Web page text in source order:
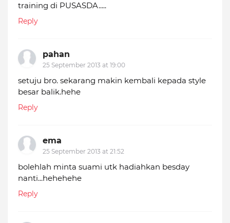
training di PUSASDA.....
Reply
pahan
25 September 2013 at 19:00
setuju bro. sekarang makin kembali kepada style
besar balik.hehe
Reply
ema
25 September 2013 at 21:52
bolehlah minta suami utk hadiahkan besday
nanti...hehehehe
Reply